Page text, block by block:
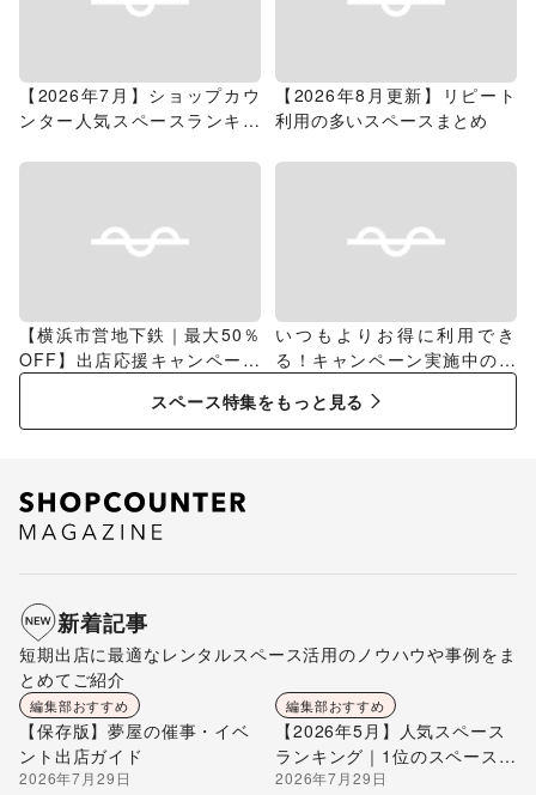
【2026年7月】ショップカウ
ンター人気スペースランキン
【2026年8月更新】リピート
利用の多いスペースまとめ
【横浜市営地下鉄｜最大50％
OFF】出店応援キャンペーン
特集
いつもよりお得に利用でき
る！キャンペーン実施中のス
スペース特集をもっと見る
新着記事
短期出店に最適なレンタルスペース活用のノウハウや事例をま
とめてご紹介
編集部おすすめ
【保存版】夢屋の催事・イベ
ント出店ガイド
2026年7月29日
編集部おすすめ
【2026年5月】人気スペース
ランキング｜1位のスペースを
編集部が解説
2026年7月29日